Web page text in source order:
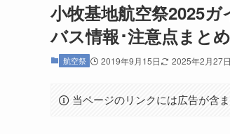
小牧基地航空祭2025
バス情報･注意点まとめ
航空祭 2019年9月15日 2025年2月27日
当ページのリンクには広告が含ま